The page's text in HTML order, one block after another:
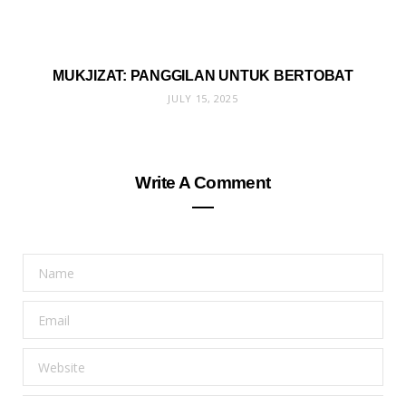
MUKJIZAT: PANGGILAN UNTUK BERTOBAT
JULY 15, 2025
Write A Comment